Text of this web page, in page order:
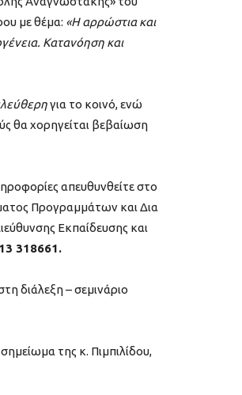
με θέμα: «Η αρρώστια και
Κατανόηση και
για το κοινό, ενώ
θα χορηγείται βεβαίωση
απευθυνθείτε στο
Προγραμμάτων και Δια
Εκπαίδευσης και
318661.
διάλεξη – σεμινάριο
της κ. Πιμπιλίδου,